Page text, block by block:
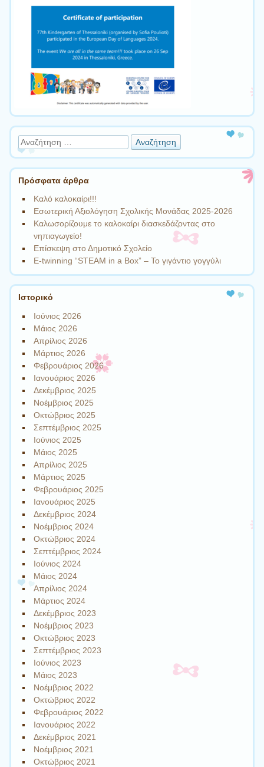
Αναζήτηση
Πρόσφατα άρθρα
Καλό καλοκαίρι!!!
Εσωτερική Αξιολόγηση Σχολικής Μονάδας 2025-2026
Καλωσορίζουμε το καλοκαίρι διασκεδάζοντας στο
νηπιαγωγείο!
Επίσκεψη στο Δημοτικό Σχολείο
Ε-twinning “STEAM in a Box” – Το γιγάντιο γογγύλι
Ιστορικό
Ιούνιος 2026
Μάιος 2026
Απρίλιος 2026
Μάρτιος 2026
Φεβρουάριος 2026
Ιανουάριος 2026
Δεκέμβριος 2025
Νοέμβριος 2025
Οκτώβριος 2025
Σεπτέμβριος 2025
Ιούνιος 2025
Μάιος 2025
Απρίλιος 2025
Μάρτιος 2025
Φεβρουάριος 2025
Ιανουάριος 2025
Δεκέμβριος 2024
Νοέμβριος 2024
Οκτώβριος 2024
Σεπτέμβριος 2024
Ιούνιος 2024
Μάιος 2024
Απρίλιος 2024
Μάρτιος 2024
Δεκέμβριος 2023
Νοέμβριος 2023
Οκτώβριος 2023
Σεπτέμβριος 2023
Ιούνιος 2023
Μάιος 2023
Νοέμβριος 2022
Οκτώβριος 2022
Φεβρουάριος 2022
Ιανουάριος 2022
Δεκέμβριος 2021
Νοέμβριος 2021
Οκτώβριος 2021